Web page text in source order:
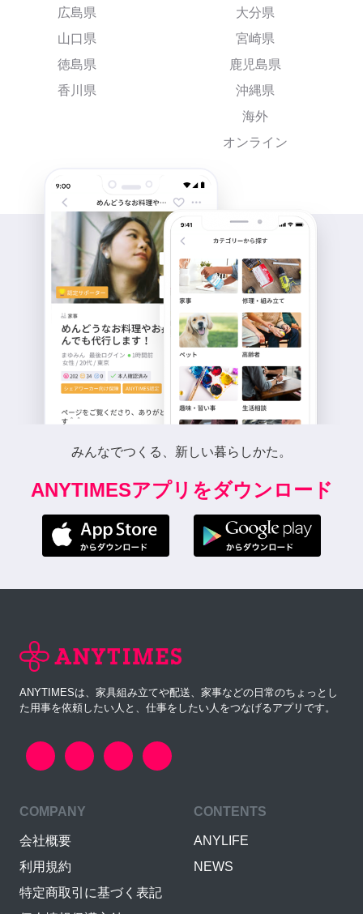
広島県
山口県
徳島県
香川県
大分県
宮崎県
鹿児島県
沖縄県
海外
オンライン
みんなでつくる、新しい暮らしかた。
ANYTIMESアプリをダウンロード
ANYTIMESは、家具組み立てや配送、家事などの日常のちょっとし
た用事を依頼したい人と、仕事をしたい人をつなげるアプリです。
COMPANY
会社概要
利用規約
特定商取引に基づく表記
CONTENTS
ANYLIFE
NEWS